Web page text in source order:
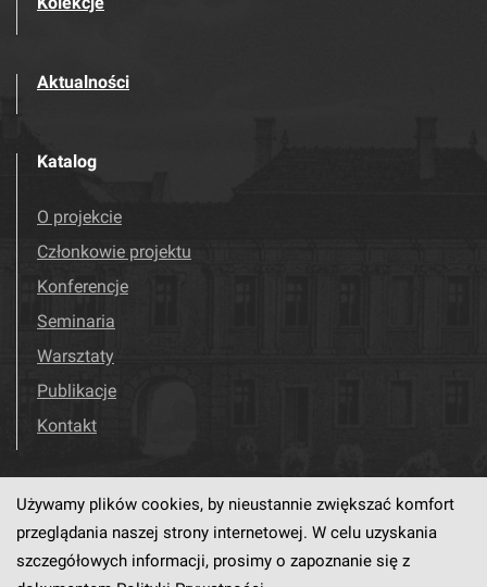
Aktualności
Katalog
O projekcie
Członkowie projektu
Konferencje
Seminaria
Warsztaty
Publikacje
Kontakt
Odwiedź nas! Facebook
Używamy plików cookies, by nieustannie zwiększać komfort
przeglądania naszej strony internetowej. W celu uzyskania
szczegółowych informacji, prosimy o zapoznanie się z